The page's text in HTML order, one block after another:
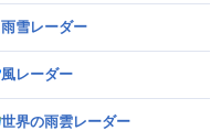
雨雪レーダー
風レーダー
世界の雨雲レーダー